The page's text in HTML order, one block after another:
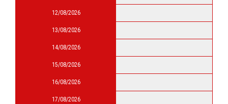
12/08/2026
13/08/2026
14/08/2026
15/08/2026
16/08/2026
17/08/2026